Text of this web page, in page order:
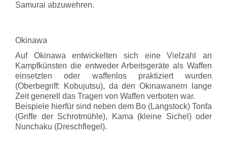
Samurai abzuwehren.
Okinawa
Auf Okinawa entwickelten sich eine Vielzahl an
Kampfkünsten die entweder Arbeitsgeräte als Waffen
einsetzten oder waffenlos praktiziert wurden
(Oberbegriff: Kobujutsu), da den Okinawanern lange
Zeit generell das Tragen von Waffen verboten war.
Beispiele hierfür sind neben dem Bo (Langstock) Tonfa
(Griffe der Schrotmühle), Kama (kleine Sichel) oder
Nunchaku (Dreschflegel).